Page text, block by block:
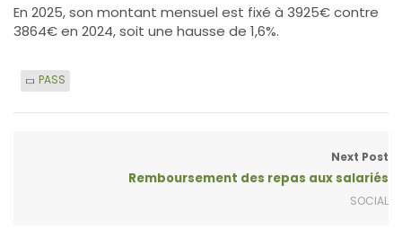
En 2025, son montant mensuel est fixé à 3925€ contre
3864€ en 2024, soit une hausse de 1,6%.
PASS
Next Post
Remboursement des repas aux salariés
SOCIAL